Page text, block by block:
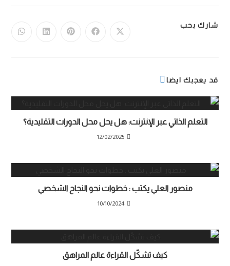
شارك بحب
قد يعجبك ايضا
التعلم الذاتي عبر الإنترنت: هل يحل محل الدورات التقليدية؟
12/02/2025
منصور العلي يكتب : خطوات نحو النجاح الشخصي
10/10/2024
كيف تشكّل القراءة عالم المراهق